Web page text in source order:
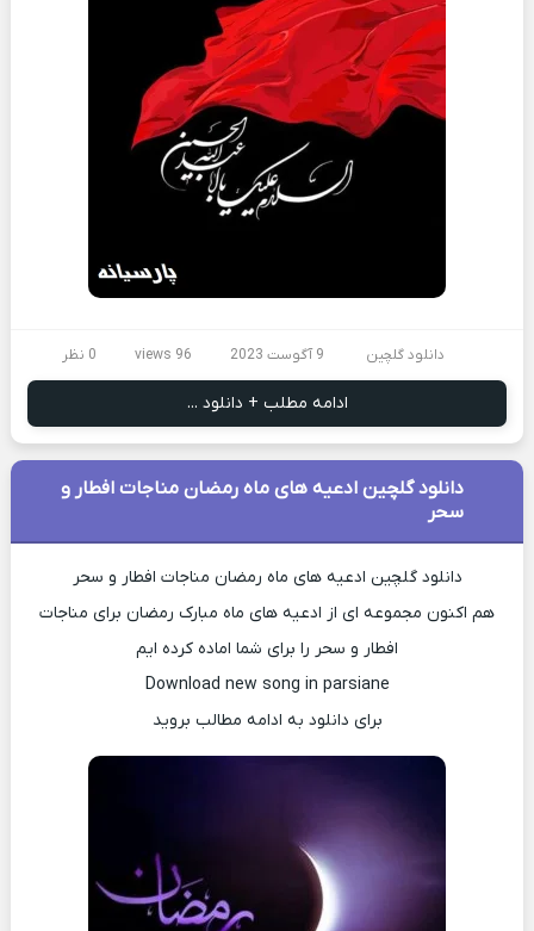
دانلود گلچین 9 آگوست 2023 96 views 0 نظر
ادامه مطلب + دانلود ...
دانلود گلچین ادعیه های ماه رمضان مناجات افطار و
سحر
دانلود گلچین ادعیه های ماه رمضان مناجات افطار و سحر
هم اکنون مجموعه ای از ادعیه های ماه مبارک رمضان برای مناجات
افطار و سحر را برای شما اماده کرده ایم
Download new song in parsiane
برای دانلود به ادامه مطالب بروید